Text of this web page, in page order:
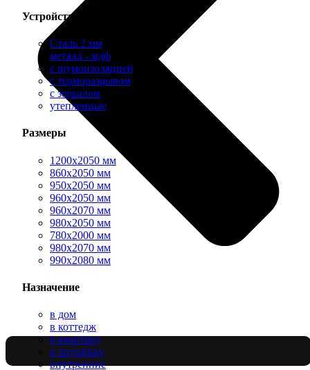
Устройство
Сталь 2 мм
металл - мдф
с шумоизоляцией
с терморазрывом
с зеркалом
утепленные
Размеры
1200х2050 мм
860х2050 мм
950х2050 мм
960х2050 мм
960х2070 мм
980х2050 мм
780х2000 мм
980х2070 мм
990х2080 мм
Назначение
в дом
в коттедж
в квартиру
в хрущёвку
внутренние